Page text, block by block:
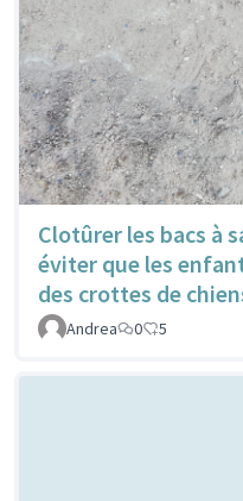
Clotûrer les bacs à
éviter que les
des crottes de
Andrea
0 5